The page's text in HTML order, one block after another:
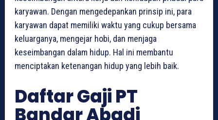
karyawan. Dengan mengedepankan prinsip ini, para
karyawan dapat memiliki waktu yang cukup bersama
keluarganya, mengejar hobi, dan menjaga
keseimbangan dalam hidup. Hal ini membantu
menciptakan ketenangan hidup yang lebih baik.
Daftar Gaji PT
Bandar Abadi